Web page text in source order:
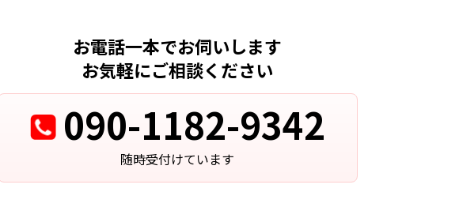
お電話一本でお伺いします
お気軽にご相談ください
090-1182-9342
随時受付けています